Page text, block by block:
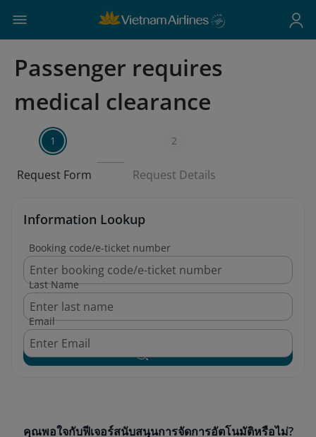
Passenger requires
medical clearance
1
Request Form
2
Request Details
Information Lookup
Booking code/e-ticket number
Last Name
Email
คุณพอใจกับฟีเจอร์สนับสนุนการจัดการอัตโนมัติหรือไม่?